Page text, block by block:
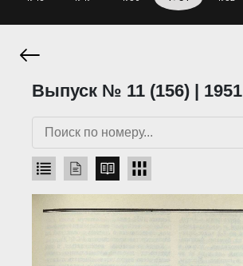
Выпуск № 11 (156) | 1951